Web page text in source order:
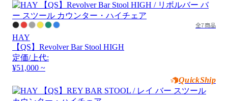
全7商品
HAY
【QS】Revolver Bar Stool HIGH
定価/上代:
¥51,000 ~
QuickShip